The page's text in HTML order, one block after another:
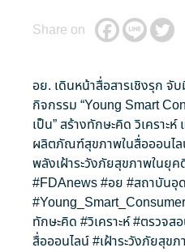
Share on
อย. เดินหน้าสื่อสารเชิงรุก
กิจกรรม “Young Smart
เป็น” สร้างทักษะคิด วิเคราะ
ผลิตภัณฑ์สุขภาพในสื่อออนไ
พลังเฝ้าระวังภัยสุขภาพในยุ
#FDAnews#อย #สถาบันอุ
ทักษะคิด #วิเคราะห์#ตรวจส
สื่อออนไลน์#เฝ้าระวังภัยสุข